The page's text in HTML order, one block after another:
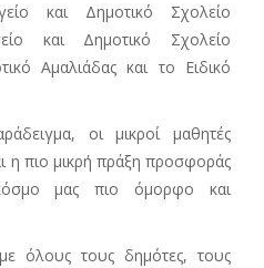
και Δημοτικό Σχολείο
και Δημοτικό Σχολείο
Αμαλιάδας και το Ειδικό
οι μικροί μαθητές
η πιο μικρή πράξη προσφοράς
μας πιο όμορφο και
όλους τους δημότες, τους